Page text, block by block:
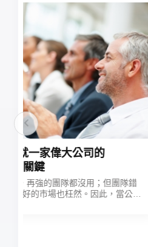
吳靜吉：平凡之人
英雄未必是超人，也不
上的人物，只要勇於承